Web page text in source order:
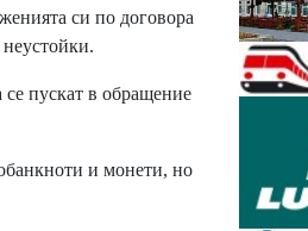
си по договора
пускат в обращение
и монети, но